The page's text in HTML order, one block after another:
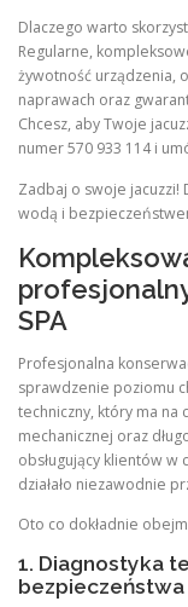
Dlaczego warto
Regularne,
żywotność urządzenia,
naprawach oraz
Chcesz, aby Twoje
numer 570 933 114 i
Zadbaj o swoje jacuzzi!
wodą i
SPA
Profesjonalna
sprawdzenie poziomu
techniczny, który ma na
mechanicznej oraz
obsługujący klientów w
działało niezawodnie
Oto co dokładnie
1. Diagnostyka
bezpieczeństwa